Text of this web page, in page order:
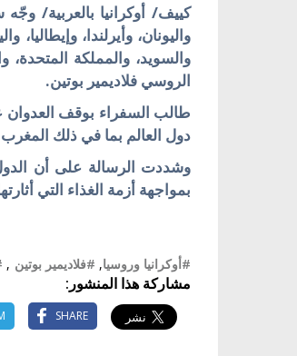
كييف/ أوكرانيا بالعربية/ وجّه
واليونان، وأيرلندا، وإيطاليا،
والسويد، والمملكة
الروسي فلاديمير بوتين.
طالب السفراء بوقف العدوان
دول العالم بما في ذلك
وشددت الرسالة على أن
بمواجهة أزمة الغذاء التي
#أوكرانيا وروسيا, #فلاديمير بوتين ,
مشاركة هذا المنشور:
SHARE